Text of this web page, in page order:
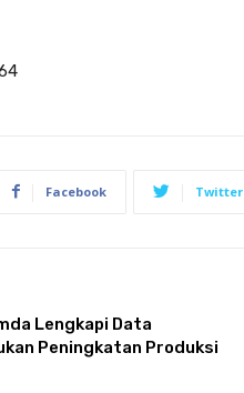
Facebook Twitter
Lengkapi Data
Peningkatan Produksi